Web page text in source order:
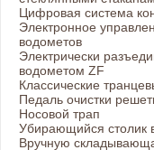
Цифровая система
Электронное
водометов
Электрически
водометом ZF
Классические
Педаль очистки
Носовой трап
Убирающийся столик
Вручную